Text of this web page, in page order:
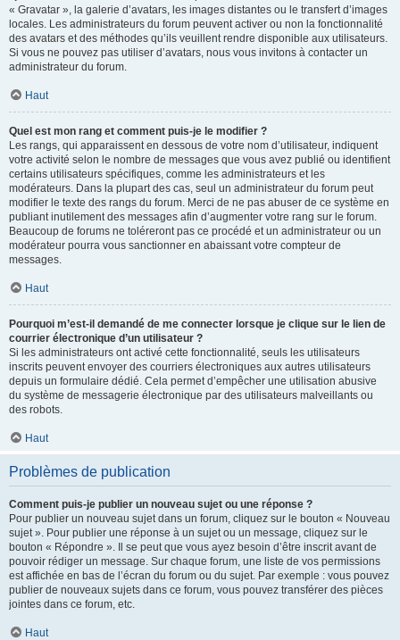
« Gravatar », la galerie d’avatars, les images distantes ou le transfert d’images
locales. Les administrateurs du forum peuvent activer ou non la fonctionnalité
des avatars et des méthodes qu’ils veuillent rendre disponible aux utilisateurs.
Si vous ne pouvez pas utiliser d’avatars, nous vous invitons à contacter un
administrateur du forum.
Haut
Quel est mon rang et comment puis-je le modifier ?
Les rangs, qui apparaissent en dessous de votre nom d’utilisateur, indiquent
votre activité selon le nombre de messages que vous avez publié ou identifient
certains utilisateurs spécifiques, comme les administrateurs et les
modérateurs. Dans la plupart des cas, seul un administrateur du forum peut
modifier le texte des rangs du forum. Merci de ne pas abuser de ce système en
publiant inutilement des messages afin d’augmenter votre rang sur le forum.
Beaucoup de forums ne toléreront pas ce procédé et un administrateur ou un
modérateur pourra vous sanctionner en abaissant votre compteur de
messages.
Haut
Pourquoi m’est-il demandé de me connecter lorsque je clique sur le lien de
courrier électronique d’un utilisateur ?
Si les administrateurs ont activé cette fonctionnalité, seuls les utilisateurs
inscrits peuvent envoyer des courriers électroniques aux autres utilisateurs
depuis un formulaire dédié. Cela permet d’empêcher une utilisation abusive
du système de messagerie électronique par des utilisateurs malveillants ou
des robots.
Haut
Problèmes de publication
Comment puis-je publier un nouveau sujet ou une réponse ?
Pour publier un nouveau sujet dans un forum, cliquez sur le bouton « Nouveau
sujet ». Pour publier une réponse à un sujet ou un message, cliquez sur le
bouton « Répondre ». Il se peut que vous ayez besoin d’être inscrit avant de
pouvoir rédiger un message. Sur chaque forum, une liste de vos permissions
est affichée en bas de l’écran du forum ou du sujet. Par exemple : vous pouvez
publier de nouveaux sujets dans ce forum, vous pouvez transférer des pièces
jointes dans ce forum, etc.
Haut